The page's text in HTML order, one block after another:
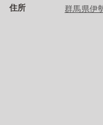
住所 群馬県伊